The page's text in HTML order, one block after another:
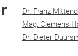
Dr. Franz
Mag. Clemens
Dr. Dieter